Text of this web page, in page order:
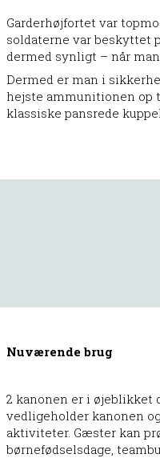
Garderhøjfortet var
soldaterne var beskyttet
dermed synligt – når
Dermed er man i
hejste ammunitionen op
klassiske pansrede
Nuværende brug
2 kanonen er i øjeblikket
vedligeholder kanonen
aktiviteter. Gæster kan
børnefødselsdage,